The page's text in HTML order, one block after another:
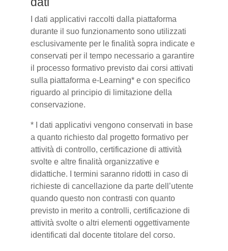
I dati applicativi raccolti dalla piattaforma
durante il suo funzionamento sono utilizzati
esclusivamente per le finalità sopra indicate e
conservati per il tempo necessario a garantire
il processo formativo previsto dai corsi attivati
sulla piattaforma e-Learning* e con specifico
riguardo al principio di limitazione della
conservazione.
* I dati applicativi vengono conservati in base
a quanto richiesto dal progetto formativo per
attività di controllo, certificazione di attività
svolte e altre finalità organizzative e
didattiche. I termini saranno ridotti in caso di
richieste di cancellazione da parte dell’utente
quando questo non contrasti con quanto
previsto in merito a controlli, certificazione di
attività svolte o altri elementi oggettivamente
identificati dal docente titolare del corso.